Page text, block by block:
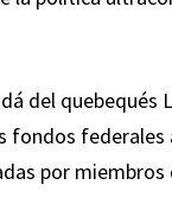
del quebequés
por